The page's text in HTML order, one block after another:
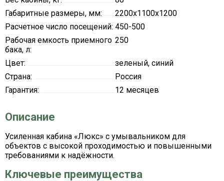
Габаритные размеры, мм:
2200х1100х1200
Расчетное число посещений: 450-500
Рабочая емкость приемного
бака, л:
250
Цвет:
зеленый, синий
Страна:
Россия
Гарантия:
12 месяцев
Описание
Усиленная кабина «Люкс» с умывальником для
объектов с высокой проходимостью и повышенными
требованиями к надёжности.
Ключевые преимущества